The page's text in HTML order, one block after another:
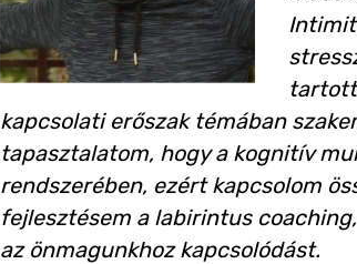
kapcsolati erőszak témában
tapasztalatom, hogy a kognitív
rendszerében, ezért kapcsolom
fejlesztésem a labirintus
az önmagunkhoz kapcsolódást.